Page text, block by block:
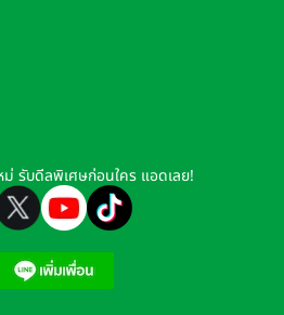
รับดีลพิเศษก่อนใคร แอดเลย!